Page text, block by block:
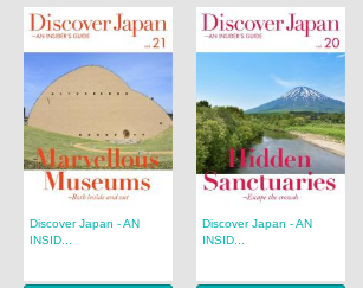
Discover Japan - AN
INSID...
Discover Japan - AN
INSID...